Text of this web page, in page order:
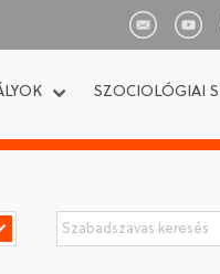
SZOCIOLÓGIAI